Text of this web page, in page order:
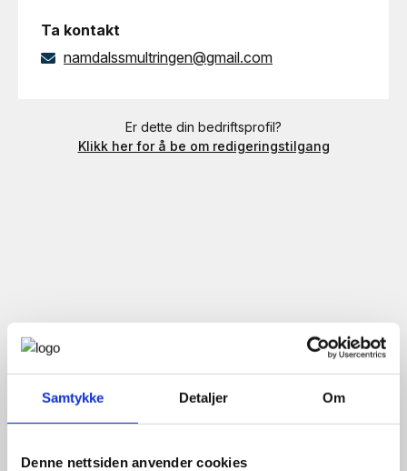
Samtykke Detaljer Om
Denne nettsiden anvender cookies
Ta kontakt
namdalssmultringen@gmail.com
Er dette din bedriftsprofil?
Klikk her for å be om redigeringstilgang